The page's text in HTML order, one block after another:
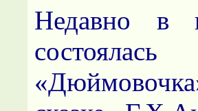
Недавно в